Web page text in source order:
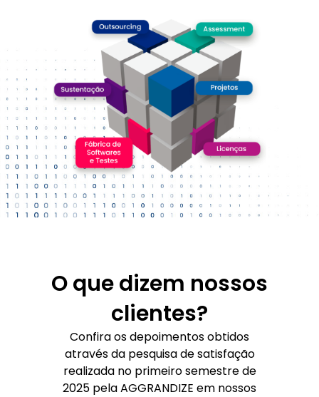
O que dizem nossos
clientes?
Confira os depoimentos obtidos
através da pesquisa de satisfação
realizada no primeiro semestre de
2025 pela AGGRANDIZE em nossos